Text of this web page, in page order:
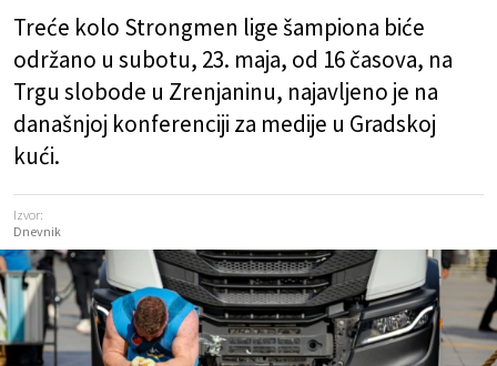
Treće kolo Strongmen lige šampiona biće
održano u subotu, 23. maja, od 16 časova, na
Trgu slobode u Zrenjaninu, najavljeno je na
današnjoj konferenciji za medije u Gradskoj
kući.
Izvor:
Dnevnik